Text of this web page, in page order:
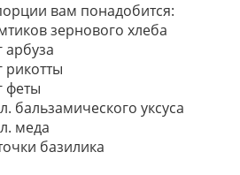
вам понадобится:
зернового хлеба
арбуза
рикотты
феты
л. бальзамического уксуса
л. меда
базилика